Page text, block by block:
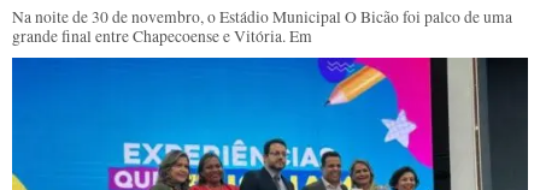
Na noite de 30 de novembro, o Estádio Municipal O Bicão foi palco de uma
grande final entre Chapecoense e Vitória. Em